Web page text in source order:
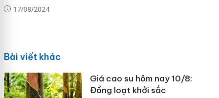
17/08/2024
Bài viết khác
Giá cao su hôm nay 10/8:
Đồng loạt khởi sắc